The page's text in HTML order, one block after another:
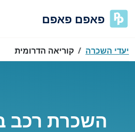
פאפם פאפם
יעדי השכרה קוריאה הדרומית
השכרת רכב